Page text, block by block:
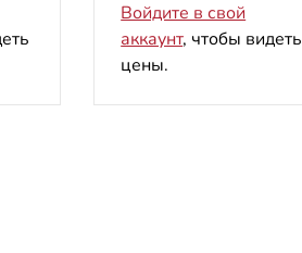
Войдите в свой
аккаунт, чтобы видеть
цены.